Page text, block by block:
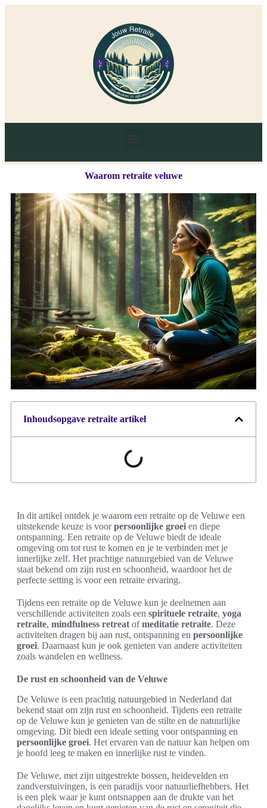
Waarom retraite veluwe
Inhoudsopgave retraite artikel
In dit artikel ontdek je waarom een retraite op de Veluwe een
uitstekende keuze is voorpersoonlijke groei en diepe
ontspanning. Een retraite op de Veluwe biedt de ideale
omgeving om tot rust te komen en je te verbinden met je
innerlijke zelf. Het prachtige natuurgebied van de Veluwe
staat bekend om zijn rust en schoonheid, waardoor het de
perfecte setting is voor een retraite ervaring.
Tijdens een retraite op de Veluwe kun je deelnemen aan
verschillende activiteiten zoals een spirituele retraite, yoga
retraite, mindfulness retreat ofmeditatie retraite. Deze
activiteiten dragen bij aan rust, ontspanning en persoonlijke
groei. Daarnaast kun je ook genieten van andere activiteiten
zoals wandelen en wellness.
De rust en schoonheid van de Veluwe
De Veluwe is een prachtig natuurgebied in Nederland dat
bekend staat om zijn rust en schoonheid. Tijdens een retraite
op de Veluwe kun je genieten van de stilte en de natuurlijke
omgeving. Dit biedt een ideale setting voor ontspanning en
persoonlijke groei. Het ervaren van de natuur kan helpen om
je hoofd leeg te maken en innerlijke rust te vinden.
De Veluwe, met zijn uitgestrekte bossen, heidevelden en
zandverstuivingen, is een paradijs voor natuurliefhebbers. Het
is een plek waar je kunt ontsnappen aan de drukte van het